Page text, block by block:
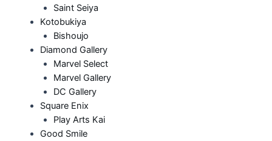
Saint Seiya
Kotobukiya
Bishoujo
Diamond Gallery
Marvel Select
Marvel Gallery
DC Gallery
Square Enix
Play Arts Kai
Good Smile